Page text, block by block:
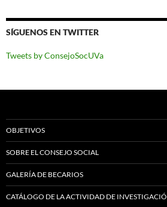
SÍGUENOS EN TWITTER
Tweets by ConsejoSocUVa
OBJETIVOS
SOBRE EL CONSEJO SOCIAL
GALERÍA DE BECARIOS
CATÁLOGO DE LA ACTIVIDAD DE